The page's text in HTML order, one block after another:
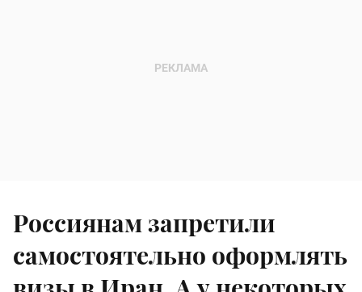
Россиянам запретили
самостоятельно оформлять